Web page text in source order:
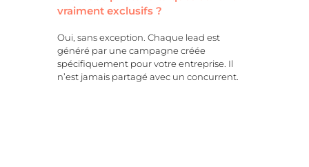
vraiment exclusifs ?
Oui, sans exception. Chaque lead est
généré par une campagne créée
spécifiquement pour votre entreprise. Il
n’est jamais partagé avec un concurrent.